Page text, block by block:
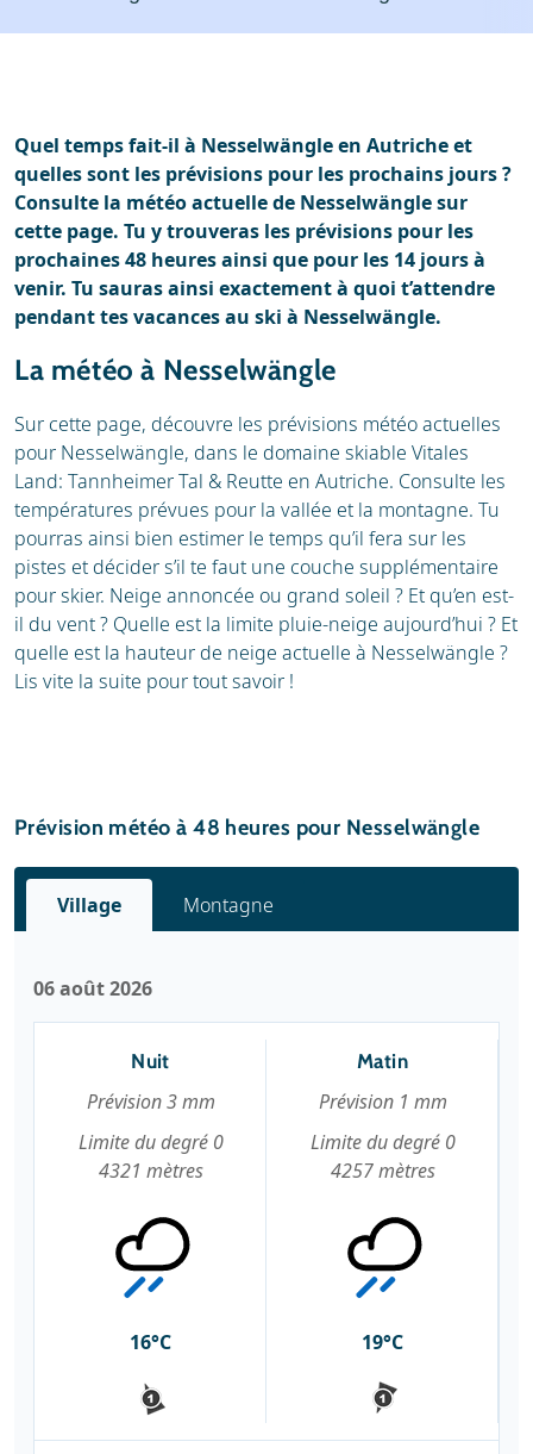
Location
Location de ski
Quel temps fait-il à Nesselwängle en Autriche et
quelles sont les prévisions pour les prochains jours ?
Consulte la météo actuelle de Nesselwängle sur
cette page. Tu y trouveras les prévisions pour les
prochaines 48 heures ainsi que pour les 14 jours à
venir. Tu sauras ainsi exactement à quoi t’attendre
pendant tes vacances au ski à Nesselwängle.
La météo à Nesselwängle
Sur cette page, découvre les prévisions météo actuelles
pour Nesselwängle, dans le domaine skiable Vitales
Land: Tannheimer Tal & Reutte en Autriche. Consulte les
températures prévues pour la vallée et la montagne. Tu
pourras ainsi bien estimer le temps qu’il fera sur les
pistes et décider s’il te faut une couche supplémentaire
pour skier. Neige annoncée ou grand soleil ? Et qu’en est-
il du vent ? Quelle est la limite pluie-neige aujourd’hui ? Et
quelle est la hauteur de neige actuelle à Nesselwängle ?
Lis vite la suite pour tout savoir !
Prévision météo à 48 heures pour Nesselwängle
Village Montagne
06 août 2026
Nuit
Prévision 3 mm
Limite du degré 0
4321 mètres
16°C
Matin
Prévision 1 mm
Limite du degré 0
4257 mètres
19°C